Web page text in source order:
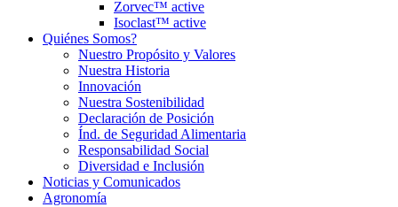
Zorvec™ active
Isoclast™ active
Quiénes Somos?
Nuestro Propósito y Valores
Nuestra Historia
Innovación
Nuestra Sostenibilidad
Declaración de Posición
Índ. de Seguridad Alimentaria
Responsabilidad Social
Diversidad e Inclusión
Noticias y Comunicados
Agronomía